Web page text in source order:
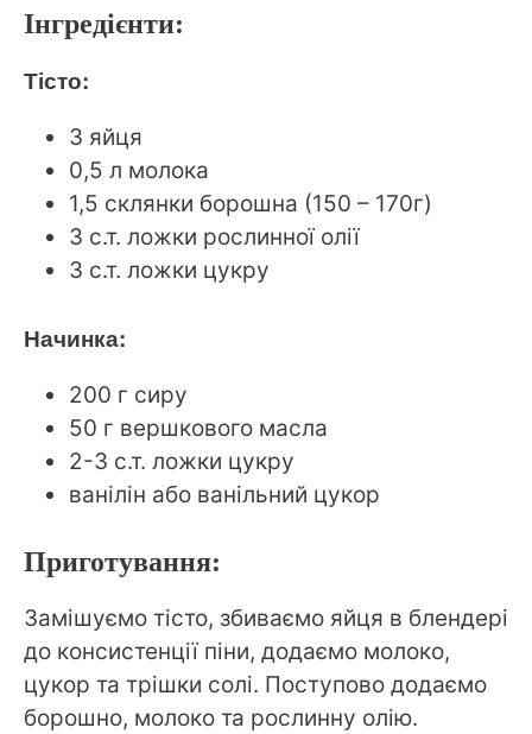
Інгредієнти:
Тісто:
3 яйця
0,5 л молока
1,5 склянки борошна (150 – 170г)
3 с.т. ложки рослинної олії
3 с.т. ложки цукру
Начинка:
200 г сиру
50 г вершкового масла
2-3 с.т. ложки цукру
ванілін або ванільний цукор
Приготування:
Замішуємо тісто, збиваємо яйця в блендері
до консистенції піни, додаємо молоко,
цукор та трішки солі. Поступово додаємо
борошно, молоко та рослинну олію.